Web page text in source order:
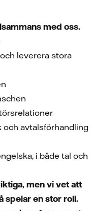
med oss.
leverera stora
och avtalsförhandling
i både tal och
men vi vet att
spelar en stor roll.